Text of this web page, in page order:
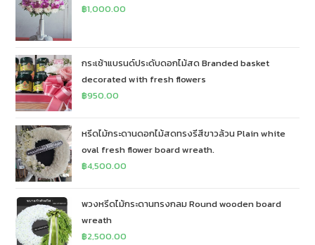
฿1,000.00
กระเช้าแบรนด์ประดับดอกไม้สด Branded basket
decorated with fresh flowers
฿950.00
หรีดไม้กระดานดอกไม้สดทรงรีสีขาวล้วน Plain white
oval fresh flower board wreath.
฿4,500.00
พวงหรีดไม้กระดานทรงกลม Round wooden board
wreath
฿2,500.00